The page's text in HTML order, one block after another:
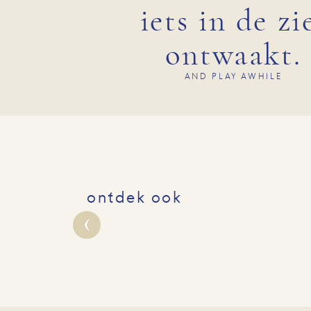
iets in de
ontwaakt.
AND PLAY AWHILE
ontdek ook